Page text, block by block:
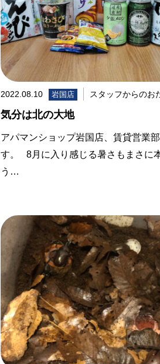
2022.08.10 岩国店 スタッフからのお
気分は北の大地
アパマンショップ岩国店、賃貸営業
す。 8月に入り感じる暑さもまさに
う…